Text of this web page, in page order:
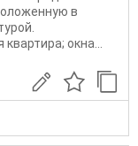
в
окна...